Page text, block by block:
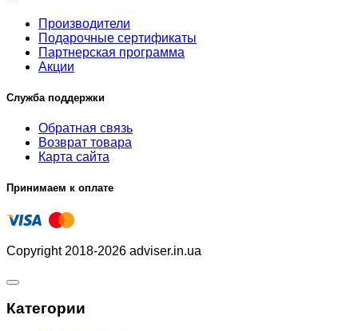
Производители
Подарочные сертификаты
Партнерская программа
Акции
Служба поддержки
Обратная связь
Возврат товара
Карта сайта
Принимаем к оплате
Copyright 2018-2026 adviser.in.ua
Категории